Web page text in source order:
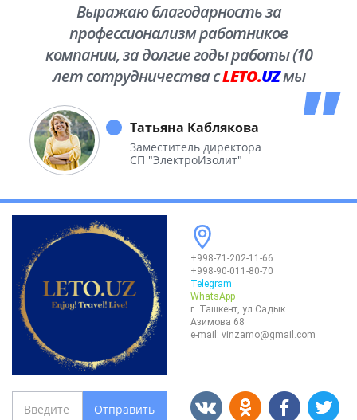
Выражаю благодарность за
профессионализм работников
компании, за долгие годы работы (10
лет сотрудничества сLETO.UZмы
необъятной Родины.
Татьяна Каблякова
Заместитель директора
СП "ЭлектроИзолит"
+998-71-202-11-66
+998-90-011-80-70
Telegram
WhatsApp
г. Ташкент, ул.Садык
Азимова 68
e-mail: vinzamo@gmail.com
Отправить